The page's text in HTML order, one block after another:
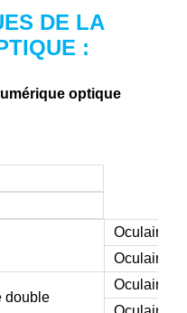
DE LA
:
optique
Oculaire
Oculaire
double
Oculaire